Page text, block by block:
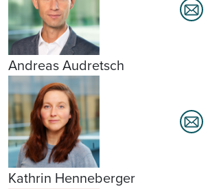
Andreas Audretsch
Kathrin Henneberger